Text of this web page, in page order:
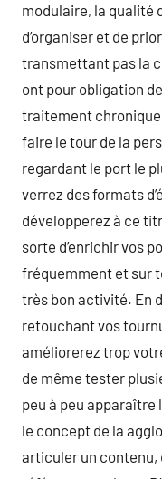
modulaire, la qualité
d’organiser et de
transmettant pas la
ont pour obligation
traitement chronique
faire le tour de la
regardant le port le
verrez des formats
développerez à ce
sorte d’enrichir vos
fréquemment et sur
très bon activité. En
retouchant vos
améliorerez trop
de même tester
peu à peu
le concept de la
articuler un contenu,